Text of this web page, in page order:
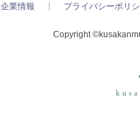
企業情報 プライバシーポリ
Copyright